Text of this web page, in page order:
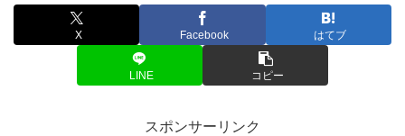
X Facebook はてブ
LINE コピー
スポンサーリンク